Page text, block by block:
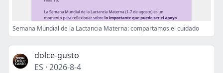
Semana Mundial de la Lactancia Materna: compartamos el cuidado
dolce-gusto
ES · 2026-8-4